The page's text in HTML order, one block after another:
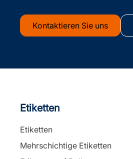
Kontaktieren Sie uns
Etiketten
Etiketten
Mehrschichtige Etiketten